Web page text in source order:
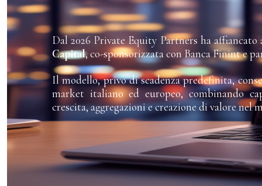
Dal 2026 Private Equity Partners ha
Capital, co-sponsorizzata con Banca Finint e
Il modello, privo di scadenza predefinita,
market italiano ed europeo, combinando
crescita, aggregazioni e creazione di valore nel